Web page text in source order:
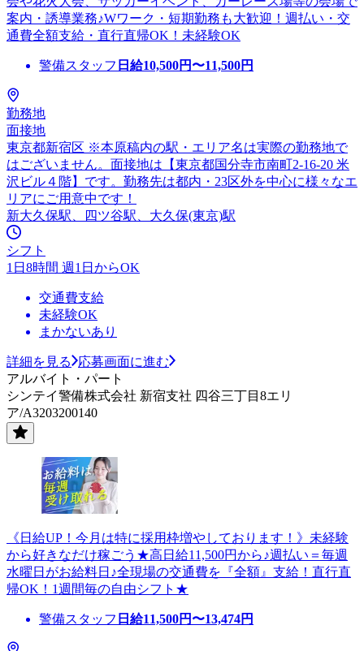
案内・誘導業務♪Wワーク・短期勤務も大歓迎！週払い・交
通費全額支給・直行直帰OK！未経験OK
警備スタッフ 日給10,500円〜11,500円
勤務地
面接地
東京都新宿区 ※本原稿内の駅・エリア名は実際の勤務地で
はございません。面接地は【東京都国分寺市南町2-16-20 米
沢ビル４階】です。勤務先は都内・23区外を中心に様々なエ
リアにご用意中です！
新大久保駅、四ツ谷駅、大久保(東京)駅
シフト
1日8時間 週1日からOK
交通費支給
未経験OK
まかないあり
詳細を見る
応募画面に進む
アルバイト・パート
シンテイ警備株式会社 新宿支社 四谷三丁目8エリ
ア/A3203200140
《日給UP！今月は特に採用枠増やしております！》未経験
から好きなだけ稼ごう★高日給11,500円から♪週払い＝毎週
水曜日がお給料日♪全現場の交通費を『全額』支給！直行直
帰OK！1週間毎の自由シフト★
警備スタッフ 日給11,500円〜13,474円